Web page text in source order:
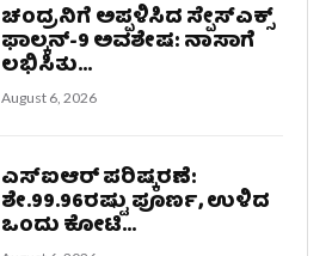
ಚಂದ್ರನಿಗೆ ಅಪ್ಪಳಿಸಿದ ಸ್ಪೇಸ್‌ಎಕ್ಸ್
ಫಾಲ್ಕನ್-9 ಅವಶೇಷ: ನಾಸಾಗೆ
ಲಭಿಸಿತು...
August 6, 2026
ಎಸ್‌ಐಆರ್‌ ಪರಿಷ್ಕರಣೆ:
ಶೇ.99.96ರಷ್ಟು ಪೂರ್ಣ, ಉಳಿದ
ಒಂದು ಕೋಟಿ...